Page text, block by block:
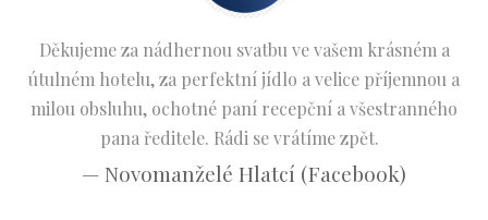
Děkujeme za nádhernou svatbu ve vašem krásném a
útulném hotelu, za perfektní jídlo a velice příjemnou a
milou obsluhu, ochotné paní recepční a všestranného
pana ředitele. Rádi se vrátíme zpět.
— Novomanželé Hlatcí (Facebook)